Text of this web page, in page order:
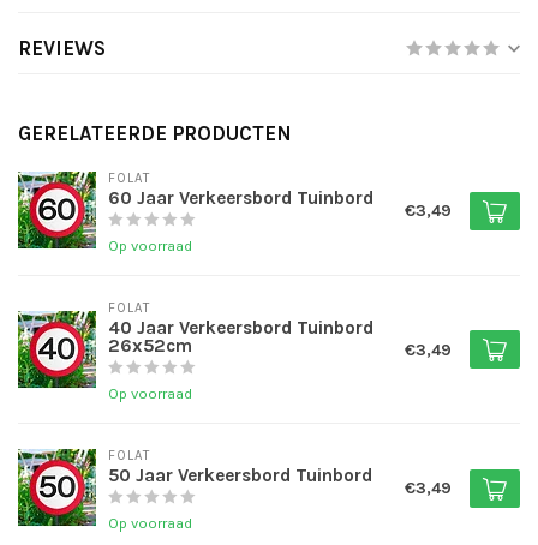
REVIEWS
GERELATEERDE PRODUCTEN
FOLAT
60 Jaar Verkeersbord Tuinbord
Op voorraad
€3,49
FOLAT
40 Jaar Verkeersbord Tuinbord
26x52cm
Op voorraad
€3,49
FOLAT
50 Jaar Verkeersbord Tuinbord
Op voorraad
€3,49